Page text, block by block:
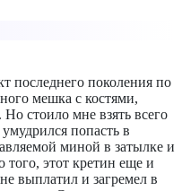
последнего поколения по
мешка с костями,
стоило мне взять всего
попасть в
миной в затылке и
того, этот кретин еще и
выплатил и загремел в